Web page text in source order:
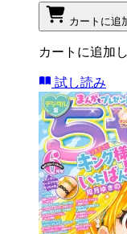
カートに追
カートに追加
試し読み